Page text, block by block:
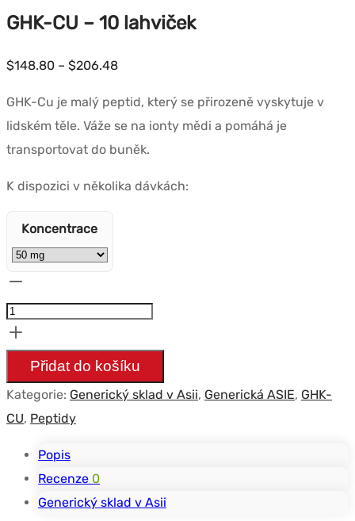
GHK-CU – 10 lahviček
$148.80 – $206.48Cenové
$148.80
GHK-Cu je malý peptid, který se přirozeně vyskytuje v
lidském těle. Váže se na ionty mědi a pomáhá je
transportovat do buněk.
K dispozici v několika dávkách:
Koncentrace
GHK-
-
flacons
Přidat do košíku
Kategorie: Generický sklad v Asii, Generická ASIE, GHK-
CU, Peptidy
Popis
Recenze 0
Generický sklad v Asii